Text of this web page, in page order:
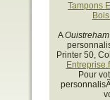
Tampons
AOuistreham
Printer 50,
Pour